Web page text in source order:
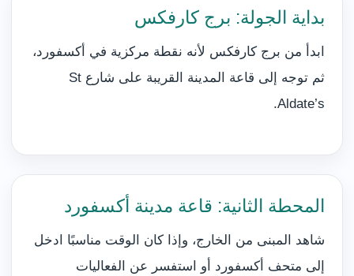
بداية الجولة: برج كارفكس
ابدأ من برج كارفكس لأنه نقطة مركزية في أكسفورد،
ثم توجه إلى قاعة المدينة القريبة على شارع St
Aldate’s.
المحطة الثانية: قاعة مدينة أكسفورد
شاهد المبنى من الخارج، وإذا كان الوقت مناسبًا ادخل
إلى متحف أكسفورد أو استفسر عن الفعاليات